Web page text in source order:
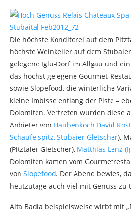
Die höchste Konditorei auf dem
höchste Weinkeller auf dem
gelegene Iglu-Dorf im Allgäu und
das höchst gelegene Gourmet-
sowie Slopefood, die winterliche
kleine Imbisse entlang der Piste –
Dolomiten. Vertreten wurden diese
Anbieter von Haubenkoch David
Schaufelspitz, Stubaier Gletscher),
(Pitztaler Gletscher), Matthias Lenz
Dolomiten kamen vom
von Slopefood. Der Abend bewies,
heutzutage auch viel mit Genuss zu
Alta Badia beispielsweise wirbt mit